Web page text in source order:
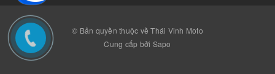
© Bản quyền thuộc về Thái Vinh Moto
Cung cấp bởi Sapo